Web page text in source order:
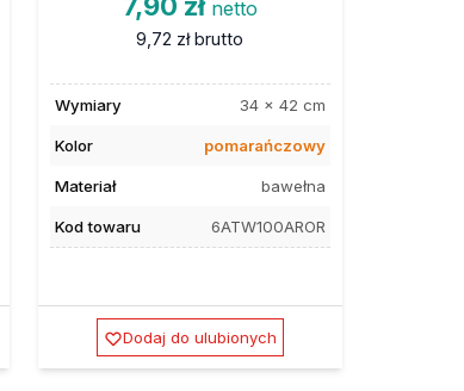
netto
9,72 zł brutto
Wymiary 34 x 42 cm
Kolor pomarańczowy
Materiał bawełna
Kod towaru 6ATW100AROR
Dodaj do ulubionych